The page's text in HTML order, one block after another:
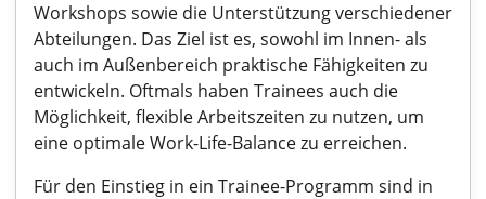
Workshops sowie die Unterstützung verschiedener
Abteilungen. Das Ziel ist es, sowohl im Innen- als
auch im Außenbereich praktische Fähigkeiten zu
entwickeln. Oftmals haben Trainees auch die
Möglichkeit, flexible Arbeitszeiten zu nutzen, um
eine optimale Work-Life-Balance zu erreichen.
Für den Einstieg in ein Trainee-Programm sind in